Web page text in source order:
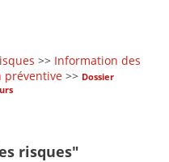
>> Information des
préventive >> Dossier
risques"